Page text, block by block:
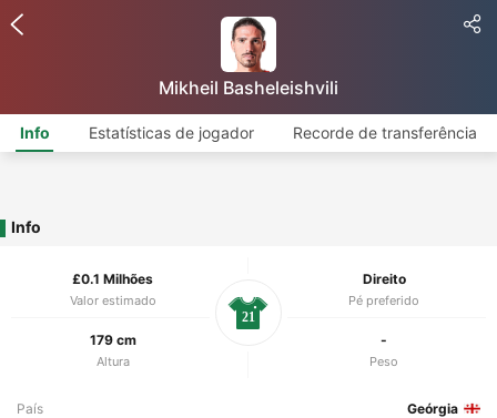
Mikheil Basheleishvili
Info Estatísticas de jogador Recorde de transferência
Info
£0.1 Milhões
Valor estimado
Direito
Pé preferido
179 cm
Altura
-
Peso
21
País Geórgia